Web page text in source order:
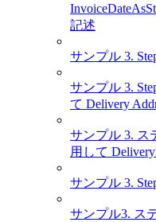
記述
サンプル 3.
サンプル 3.
て Delivery
サンプル 3. ス
用して
サンプル 3.
サンプル3. ス